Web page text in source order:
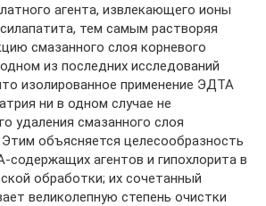
агента, извлекающего ионы
тем самым растворяя
смазанного слоя корневого
одном из последних исследований
изолированное применение ЭДТА
ни в одном случае не
удаления смазанного слоя
Этим объясняется целесообразность
агентов и гипохлорита в
обработки; их сочетанный
великолепную степень очистки